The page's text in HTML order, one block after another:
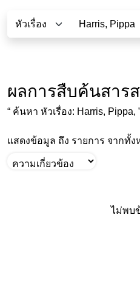
ผลการสืบค้นสาร
“ ค้นหา หัวเรื่อง: Harris, Pippa,
แสดงข้อมูล ถึง รายการ จากทั้ง
ไม่พบ